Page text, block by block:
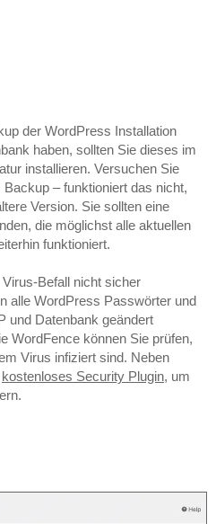
der WordPress Installation
haben, sollten Sie dieses im
installieren. Versuchen Sie
– funktioniert das nicht,
Version. Sie sollten eine
die möglichst alle aktuellen
funktioniert.
Befall nicht sicher
alle WordPress Passwörter und
und Datenbank geändert
WordFence können Sie prüfen,
Virus infiziert sind. Neben
kostenloses Security Plugin, um